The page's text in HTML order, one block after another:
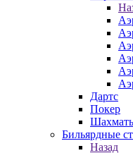
Дартс
Покер
Бильярдные
Назад